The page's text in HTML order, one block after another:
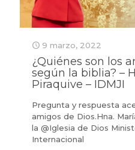
9 marzo, 2022
¿Quiénes son los
según la biblia? –
Piraquive – IDMJI
Pregunta y respuesta
amigos de Dios.Hna.
la @Iglesia de Dios
Internacional